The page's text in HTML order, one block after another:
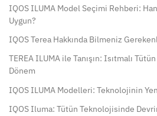
IQOS ILUMA Model Seçimi Rehberi:
Uygun?
IQOS Terea Hakkında Bilmeniz
TEREA ILUMA ile Tanışın: Isıtmalı
Dönem
IQOS ILUMA Modelleri: Teknolojinin
IQOS Iluma: Tütün Teknolojisinde